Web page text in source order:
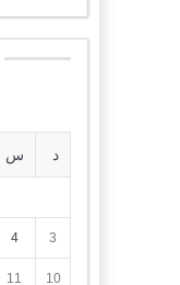
د س
3
4
10
11